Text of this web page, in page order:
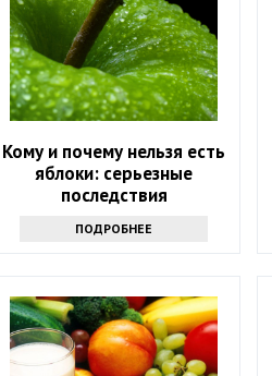
Кому и почему нельзя есть
яблоки: серьезные
последствия
ПОДРОБНЕЕ